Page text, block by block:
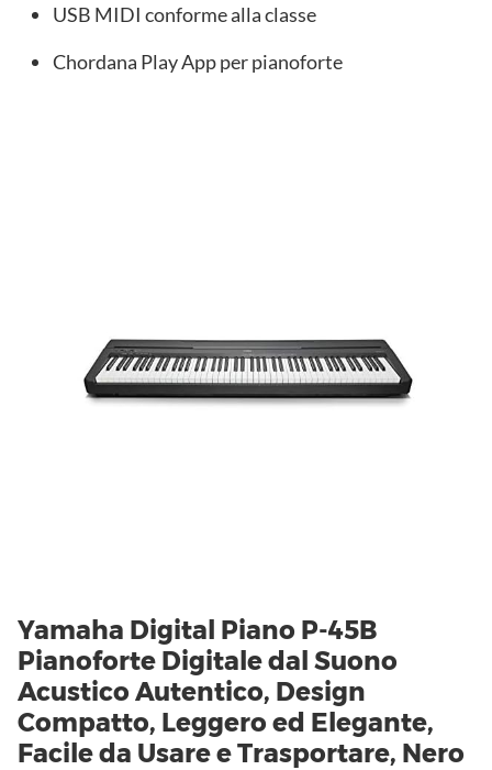
USB MIDI conforme alla classe
Chordana Play App per pianoforte
Yamaha Digital Piano P-45B
Pianoforte Digitale dal Suono
Acustico Autentico, Design
Compatto, Leggero ed Elegante,
Facile da Usare e Trasportare, Nero